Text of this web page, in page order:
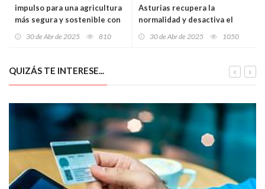
impulso para una agricultura
más segura y sostenible con
30 de Abr de 2025 810
Asturias recupera la
normalidad y desactiva el
30 de Abr de 2025 1050
QUIZÁS TE INTERESE...